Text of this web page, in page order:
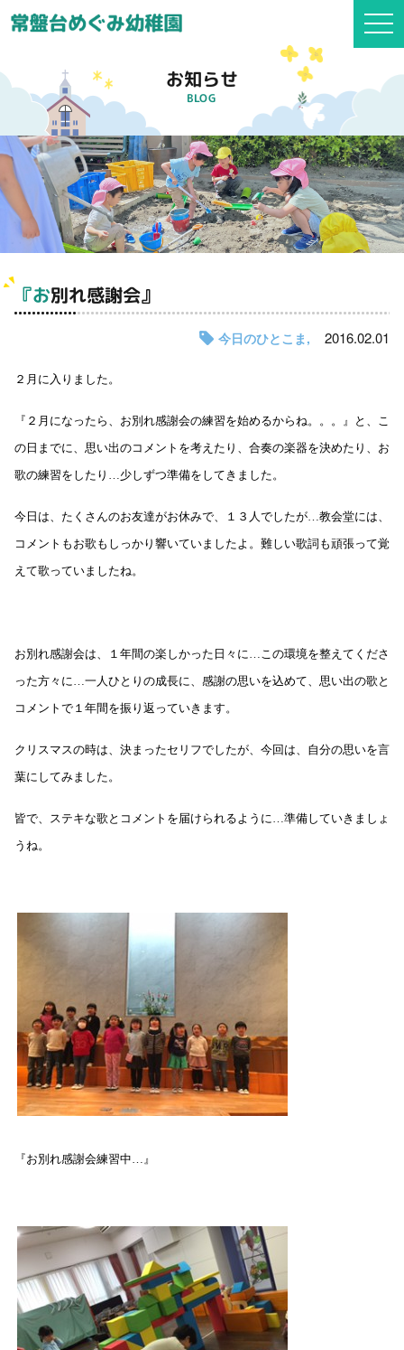
お知らせ
BLOG
『お別れ感謝会』
今日のひとこま 2016.02.01
２月に入りました。
『２月になったら、お別れ感謝会の練習を始めるからね。。。』と、こ
の日までに、思い出のコメントを考えたり、合奏の楽器を決めたり、お
歌の練習をしたり…少しずつ準備をしてきました。
今日は、たくさんのお友達がお休みで、１３人でしたが…教会堂には、
コメントもお歌もしっかり響いていましたよ。難しい歌詞も頑張って覚
えて歌っていましたね。
お別れ感謝会は、１年間の楽しかった日々に…この環境を整えてくださ
った方々に…一人ひとりの成長に、感謝の思いを込めて、思い出の歌と
コメントで１年間を振り返っていきます。
クリスマスの時は、決まったセリフでしたが、今回は、自分の思いを言
葉にしてみました。
皆で、ステキな歌とコメントを届けられるように…準備していきましょ
うね。
『お別れ感謝会練習中…』